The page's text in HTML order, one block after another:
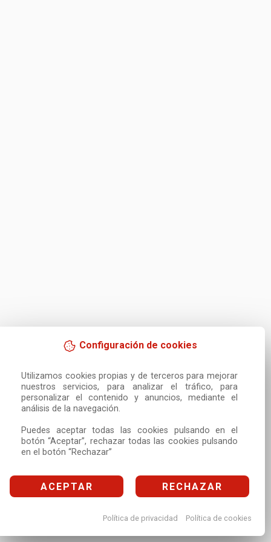
Configuración de cookies
Utilizamos cookies propias y de terceros para mejorar
nuestros servicios, para analizar el tráfico, para
personalizar el contenido y anuncios, mediante el
análisis de la navegación.
Puedes aceptar todas las cookies pulsando en el
botón “Aceptar”, rechazar todas las cookies pulsando
en el botón “Rechazar”
ACEPTAR RECHAZAR
Política de privacidad Política de cookies